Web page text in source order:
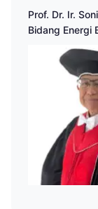
Prof. Dr. Ir.
Bidang Energi